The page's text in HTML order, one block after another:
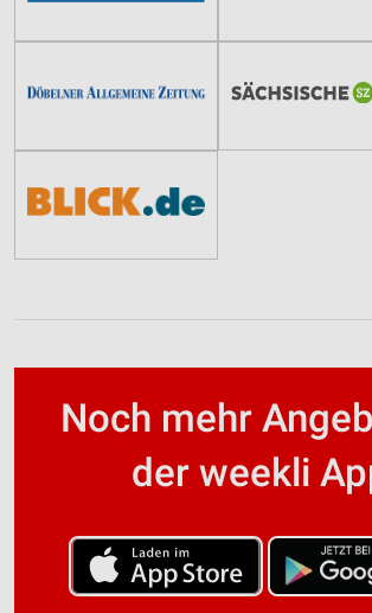
Noch mehr
der weekli